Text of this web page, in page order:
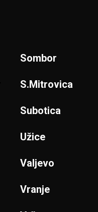
Sombor
S.Mitrovica
Subotica
Užice
Valjevo
Vranje